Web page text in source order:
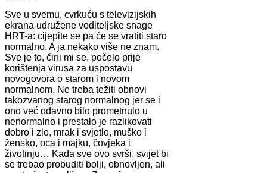
Sve u svemu, cvrkuću s televizijskih
ekrana udružene voditeljske snage
HRT-a: cijepite se pa će se vratiti staro
normalno. A ja nekako više ne znam.
Sve je to, čini mi se, počelo prije
korištenja virusa za uspostavu
novogovora o starom i novom
normalnom. Ne treba težiti obnovi
takozvanog starog normalnog jer se i
ono već odavno bilo prometnulo u
nenormalno i prestalo je razlikovati
dobro i zlo, mrak i svjetlo, muško i
žensko, oca i majku, čovjeka i
životinju… Kada sve ovo svrši, svijet bi
se trebao probuditi bolji, obnovljen, ali